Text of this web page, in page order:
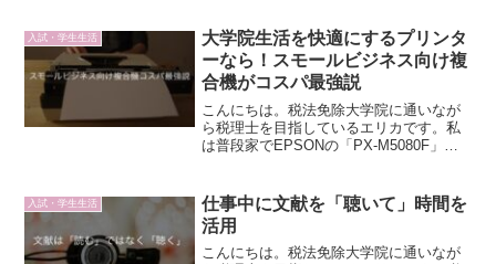
ケジュールはとっても大事！ということ
で、今回は論文制作の主な...
入試・学生生活
大学院生活を快適にするプリンタ
ーなら！スモールビジネス向け複
合機がコスパ最強説
こんにちは。税法免除大学院に通いなが
ら税理士を目指しているエリカです。私
は普段家でEPSONの「PX-M5080F」と
使ってるやつの後継機で考えています。
そもそも今使っ...
入試・学生生活
仕事中に文献を「聴いて」時間を
活用
こんにちは。税法免除大学院に通いなが